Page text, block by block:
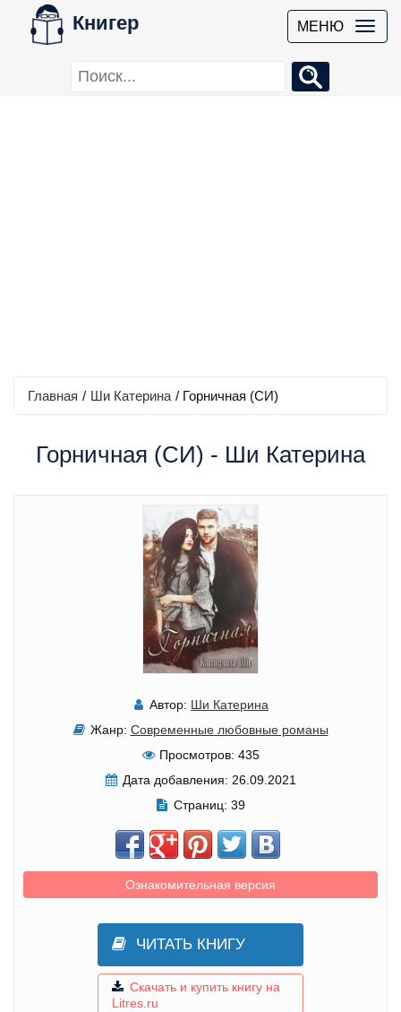
Книгер МЕНЮ
Главная / Ши Катерина / Горничная (СИ)
Горничная (СИ) - Ши Катерина
Автор: Ши Катерина
Жанр: Современные любовные романы
Просмотров: 435
Дата добавления: 26.09.2021
Страниц: 39
Ознакомительная версия
ЧИТАТЬ КНИГУ
Скачать и купить книгу на
Litres.ru